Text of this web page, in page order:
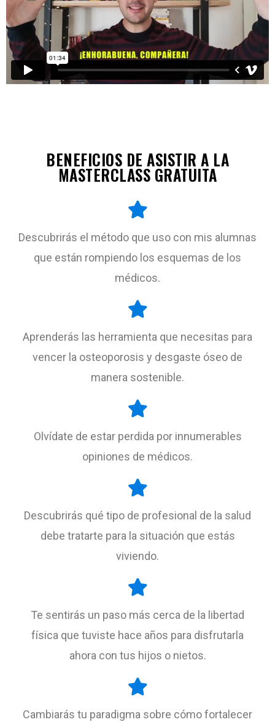
BENEFICIOS DE ASISTIR A LA
MASTERCLASS GRATUITA
Descubrirás el método que uso con mis alumnas
que están rompiendo los esquemas de los
médicos.
Aprenderás las herramienta que necesitas para
vencer la osteoporosis y desgaste óseo de
manera sostenible.
Olvídate de estar perdida por innumerables
opiniones de médicos.
Descubrirás qué tipo de profesional de la salud
debe tratarte para la situación que estás
viviendo.
Te sentirás un paso más cerca de la libertad
física que tuviste hace años para disfrutarla
ahora con tus hijos o nietos.
Cambiarás tu paradigma sobre cómo fortalecer